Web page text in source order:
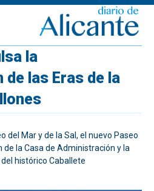
la
las Eras de la
del Mar y de la Sal, el nuevo Paseo
de la Casa de Administración y la
histórico Caballete